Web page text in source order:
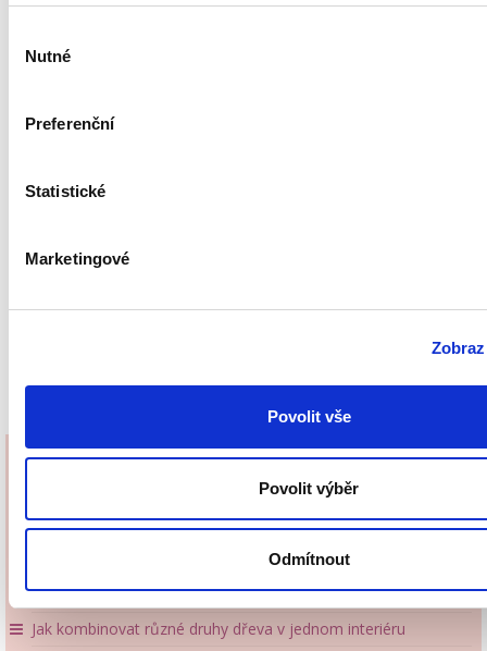
souhlasu
Nutné
Preferenční
Statistické
Marketingové
Povolit vše
Povolit výběr
Odmítnout
Největší chyby při výběru barev do interiéru
Jak kombinovat různé druhy dřeva v jednom interiéru